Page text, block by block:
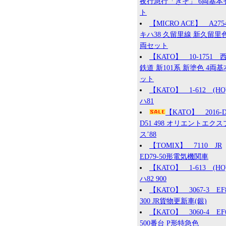
ト
【MICRO ACE】
キハ38 久留里線 新久留里
両セット
【KATO】 10-1751
鉄道 新101系 新塗色 4両基
ット
【KATO】 1-612
ハ81
【KATO】
D51 498 オリエントエクス
ス’88
【TOMIX】 7110 JR
ED79-50形電気機関車
【KATO】 1-613
ハ82 900
【KATO】 3067-3
300 JR貨物更新車(銀)
【KATO】 3060-4
500番台 P形特急色